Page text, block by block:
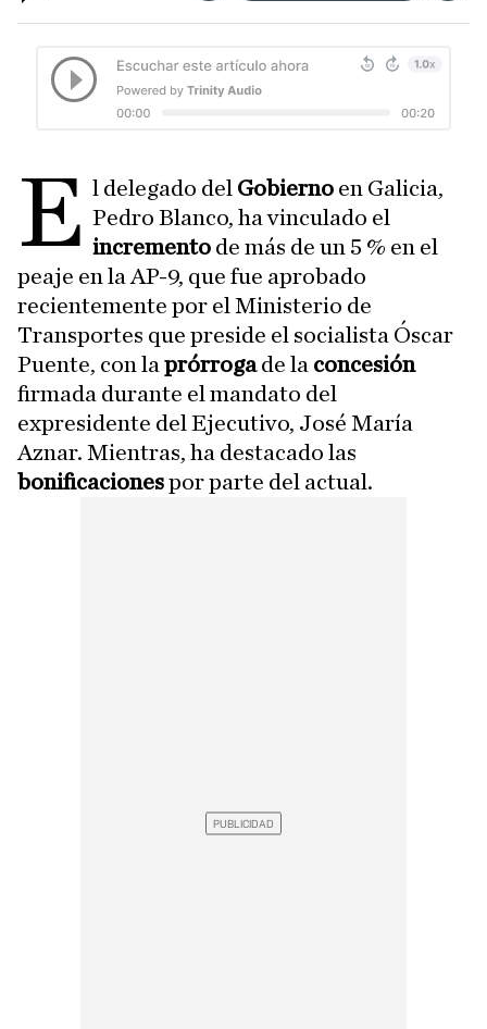
E l delegado del Gobierno en Galicia,
Pedro Blanco, ha vinculado el
incremento de más de un 5 % en el
peaje en la AP-9, que fue aprobado
recientemente por el Ministerio de
Transportes que preside el socialista Óscar
Puente, con la prórrogade la concesión
firmada durante el mandato del
expresidente del Ejecutivo, José María
Aznar. Mientras, ha destacado las
bonificacionespor parte del actual.